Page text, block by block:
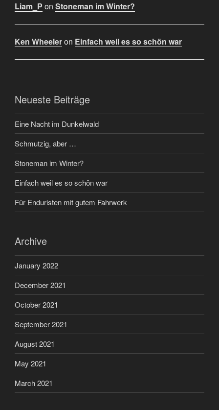
Liam_P on Stoneman im Winter?
Ken Wheeleron Einfach weil es so schön war
Neueste Beiträge
Eine Nacht im Dunkelwald
Schmutzig, aber …
Stoneman im Winter?
Einfach weil es so schön war
Für Enduristen mit gutem Fahrwerk
Archive
January 2022
December 2021
October 2021
September 2021
August 2021
May 2021
March 2021